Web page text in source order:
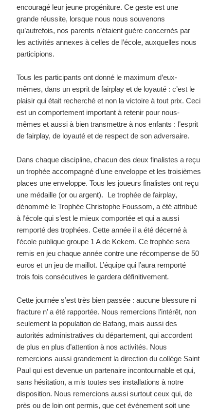
encouragé leur jeune progéniture. Ce geste est une
grande réussite, lorsque nous nous souvenons
qu’autrefois, nos parents n’étaient guère concernés par
les activités annexes à celles de l’école, auxquelles nous
participions.
Tous les participants ont donné le maximum d’eux-
mêmes, dans un esprit de fairplay et de loyauté : c’est le
plaisir qui était recherché et non la victoire à tout prix. Ceci
est un comportement important à retenir pour nous-
mêmes et aussi à bien transmettre à nos enfants : l’esprit
de fairplay, de loyauté et de respect de son adversaire.
Dans chaque discipline, chacun des deux finalistes a reçu
un trophée accompagné d’une enveloppe et les troisièmes
places une enveloppe. Tous les joueurs finalistes ont reçu
une médaille (or ou argent). Le trophée de fairplay,
dénommé le Trophée Christophe Foussom, a été attribué
à l’école qui s’est le mieux comportée et qui a aussi
remporté des trophées. Cette année il a été décerné à
l’école publique groupe 1 A de Kekem. Ce trophée sera
remis en jeu chaque année contre une récompense de 50
euros et un jeu de maillot. L’équipe qui l’aura remporté
trois fois consécutives le gardera définitivement.
Cette journée s’est très bien passée : aucune blessure ni
fracture n’ a été rapportée. Nous remercions l’intérêt, non
seulement la population de Bafang, mais aussi des
autorités administratives du département, qui accordent
de plus en plus d’attention à nos activités. Nous
remercions aussi grandement la direction du collège Saint
Paul qui est devenue un partenaire incontournable et qui,
sans hésitation, a mis toutes ses installations à notre
disposition. Nous remercions aussi surtout ceux qui, de
près ou de loin ont permis, que cet événement soit une